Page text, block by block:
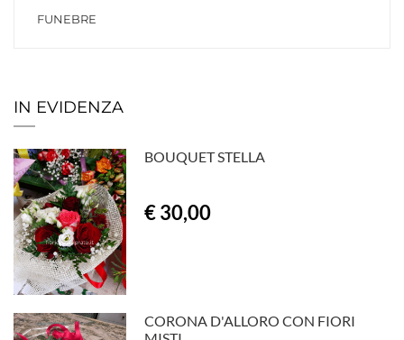
FUNEBRE
IN EVIDENZA
BOUQUET STELLA
€ 30,00
CORONA D'ALLORO CON FIORI